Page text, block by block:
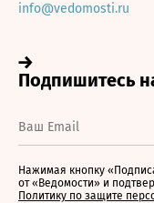
info@vedomosti.ru
Нажимая кнопку
от «Ведомости» и
Политику по защите